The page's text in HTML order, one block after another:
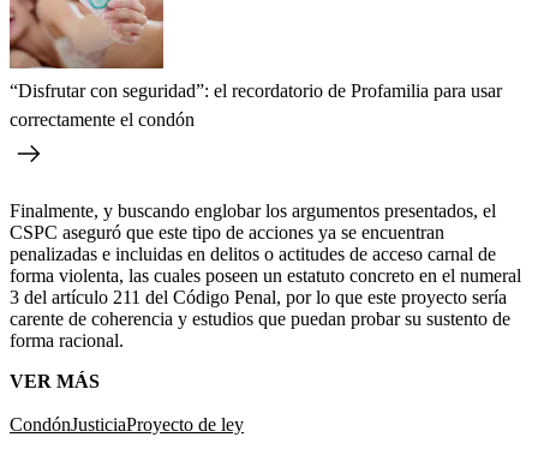
“Disfrutar con seguridad”: el recordatorio de Profamilia para usar
correctamente el condón
Finalmente, y buscando englobar los argumentos presentados, el
CSPC aseguró que este tipo de acciones ya se encuentran
penalizadas e incluidas en delitos o actitudes de acceso carnal de
forma violenta, las cuales poseen un estatuto concreto en el numeral
3 del artículo 211 del Código Penal, por lo que este proyecto sería
carente de coherencia y estudios que puedan probar su sustento de
forma racional.
VER MÁS
CondónJusticiaProyecto de ley